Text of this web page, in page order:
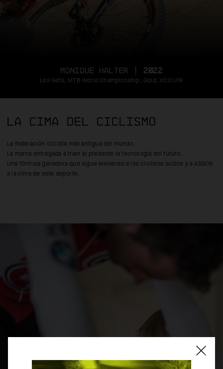
MONIQUE HALTER | 2022
Les Gets, MTB World Championship, Gold, XCO U19
LA CIMA DEL CICLISMO
La federación ciclista más antigua del mundo.
La marca entregada a traer al presente la tecnología del futuro.
Una fórmula ganadora que sigue elevando a los ciclistas suizos y a ASSOS
a la cima de este deporte.